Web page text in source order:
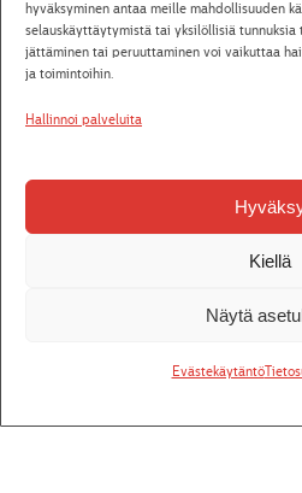
hyväksyminen antaa meille mahdollisuuden
selauskäyttäytymistä tai yksilöllisiä tunnuksia
jättäminen tai peruuttaminen voi vaikuttaa
ja toimintoihin.
Hallinnoi palveluita
Kiellä
Näytä
Evästekäytäntö
La 19.9.2026
13:00
Alvar Jääkärin
etunäytös
La 19.9.2026
18:00
Jääkärin
askelta